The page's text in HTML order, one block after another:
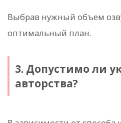
Выбрав нужный объем
оптимальный план.
3. Допустимо ли
авторства?